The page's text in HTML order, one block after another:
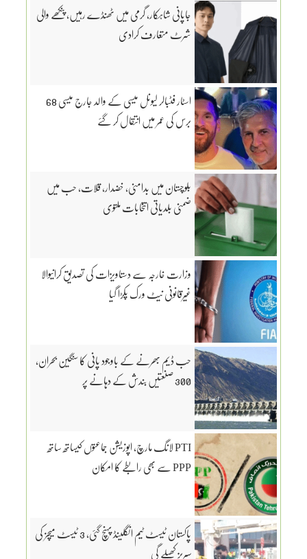
جاپانی شاہکار، گرمی میں ٹھنڈے رہیں، پنکھے والی
شرٹ متعارف کرادی
اسٹار فٹبالر لیونل میسی کے والد جارج میسی 68
برس کی عمر میں انتقال کر گئے
بلوچستان میں بدامنی، خضدار، قلات، حب میں
ضمنی بلدیاتی انتخابات ملتوی
وزارت خارجہ سے دستاویزات کی تصدیق کرانیوالا
غیرقانونی نیٹ ورک پکڑا گیا
حب ڈیم بھرنے کے باوجود پانی کا سنگین بحران،
300 صنعتیں بندش کے دہانے پر
PTI لانگ مارچ، اپوزیشن جماعتوں کیساتھ ساتھ
PPP سے بھی رابطے کا امکان
پاکستان ٹیسٹ ٹیم انگلینڈ پہنچ گئی، 3 ٹیسٹ میچز کی
سیریز کھیلے گی